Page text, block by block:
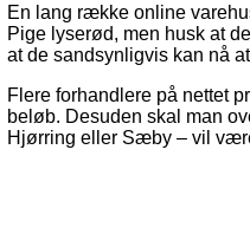
En lang række online
Pige lyserød, men husk at
at de sandsynligvis kan nå
Flere forhandlere på nettet
beløb. Desuden skal man
Hjørring eller Sæby – vil